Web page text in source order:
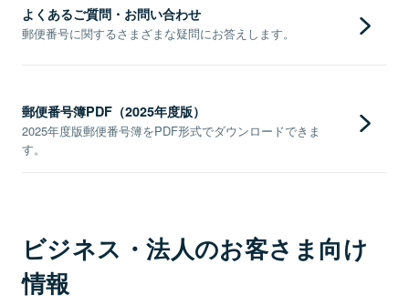
よくあるご質問・お問い合わせ
郵便番号に関するさまざまな疑問にお答えします。
郵便番号簿PDF（2025年度版）
2025年度版郵便番号簿をPDF形式でダウンロードできま
す。
ビジネス・法人のお客さま向け
情報